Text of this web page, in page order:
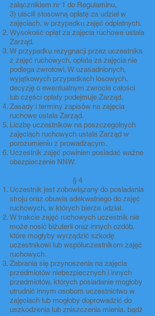
załącznikiem nr 1 do Regulaminu,
3) uiścili stosowną opłatę za udział w
zajęciach, w przypadku zajęć odpłatnych.
Wysokość opłat za zajęcia ruchowe ustala
Zarząd.
W przypadku rezygnacji przez uczestnika
z zajęć ruchowych, opłata za zajęcia nie
podlega zwrotowi. W uzasadnionych,
wyjątkowych przypadkach losowych,
decyzję o ewentualnym zwrocie całości
lub części opłaty podejmuje Zarząd.
Zasady i terminy zapisów na zajęcia
ruchowe ustala Zarząd.
Liczbę uczestników na poszczególnych
zajęciach ruchowych ustala Zarząd w
porozumieniu z prowadzącym.
Uczestnik zajęć powinien posiadać ważne
ubezpieczenie NNW.
§ 4
Uczestnik jest zobowiązany do posiadania
stroju oraz obuwia adekwatnego do zajęć
ruchowych, w których bierze udział.
W trakcie zajęć ruchowych uczestnik nie
może nosić biżuterii oraz innych ozdób,
które mogłyby wyrządzić szkodę
uczestnikowi lub współuczestnikom zajęć
ruchowych.
Zabrania się przynoszenia na zajęcia
przedmiotów niebezpiecznych i innych
przedmiotów, których posiadanie mogłoby
utrudnić innym osobom uczestnictwo w
zajęciach lub mogłoby doprowadzić do
uszkodzenia lub zniszczenia mienia, bądź